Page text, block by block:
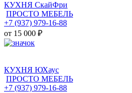
КУХНЯ СкайФри
ПРОСТО МЕБЕЛЬ
+7 (937) 979-16-88
от 15 000 ₽
КУХНЯ ЮХаус
ПРОСТО МЕБЕЛЬ
+7 (937) 979-16-88